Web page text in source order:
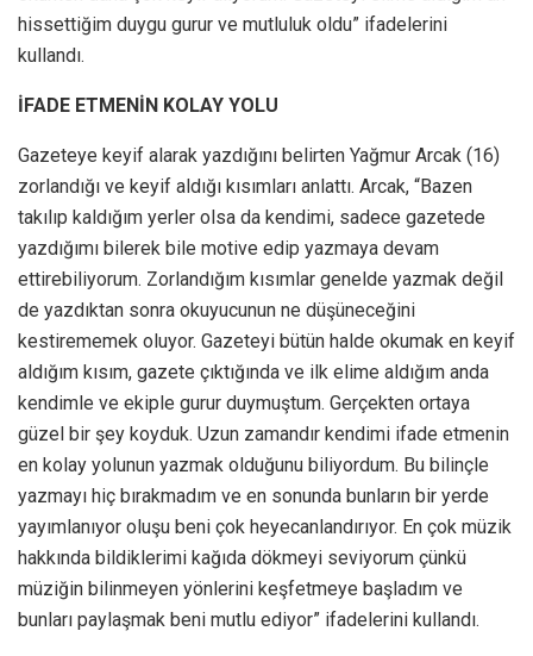
hissettiğim duygu gurur ve mutluluk oldu” ifadelerini
kullandı.
İFADE ETMENİN KOLAY YOLU
Gazeteye keyif alarak yazdığını belirten Yağmur Arcak (16)
zorlandığı ve keyif aldığı kısımları anlattı. Arcak, “Bazen
takılıp kaldığım yerler olsa da kendimi, sadece gazetede
yazdığımı bilerek bile motive edip yazmaya devam
ettirebiliyorum. Zorlandığım kısımlar genelde yazmak değil
de yazdıktan sonra okuyucunun ne düşüneceğini
kestirememek oluyor. Gazeteyi bütün halde okumak en keyif
aldığım kısım, gazete çıktığında ve ilk elime aldığım anda
kendimle ve ekiple gurur duymuştum. Gerçekten ortaya
güzel bir şey koyduk. Uzun zamandır kendimi ifade etmenin
en kolay yolunun yazmak olduğunu biliyordum. Bu bilinçle
yazmayı hiç bırakmadım ve en sonunda bunların bir yerde
yayımlanıyor oluşu beni çok heyecanlandırıyor. En çok müzik
hakkında bildiklerimi kağıda dökmeyi seviyorum çünkü
müziğin bilinmeyen yönlerini keşfetmeye başladım ve
bunları paylaşmak beni mutlu ediyor” ifadelerini kullandı.